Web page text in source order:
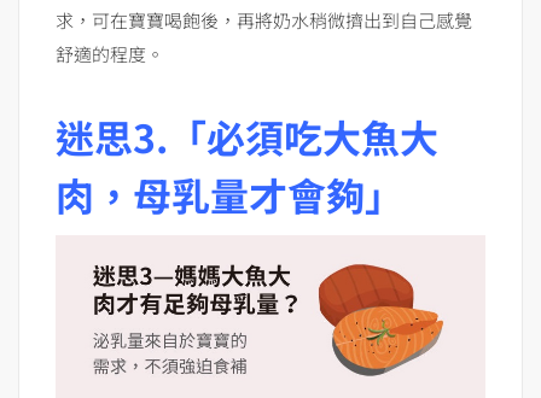
求，可在寶寶喝飽後，再將奶水稍微擠出到自己感覺
舒適的程度。
迷思3.「必須吃大魚大
肉，母乳量才會夠」